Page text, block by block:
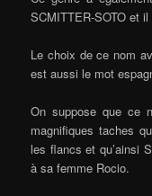
SCMITTER-SOTO et il
Le choix de ce nom
est aussi le mot
On suppose que ce
magnifiques taches
les flancs et qu’ainsi
à sa femme Rocio.